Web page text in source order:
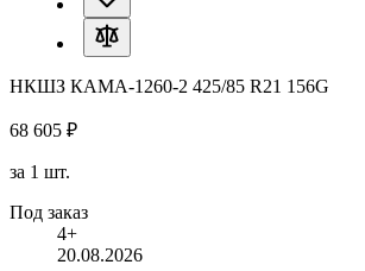
НКШЗ КАМА-1260-2 425/85 R21 156G
68 605 ₽
за 1 шт.
Под заказ
4+
20.08.2026